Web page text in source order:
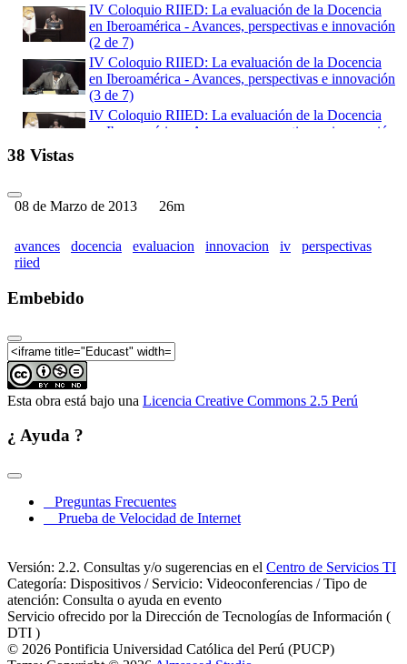
IV Coloquio RIIED: La evaluación de la Docencia
en Iberoamérica - Avances, perspectivas e innovación
(2 de 7)
IV Coloquio RIIED: La evaluación de la Docencia
en Iberoamérica - Avances, perspectivas e innovación
(3 de 7)
IV Coloquio RIIED: La evaluación de la Docencia
en Iberoamérica - Avances, perspectivas e innovación
(5 de 7)
(6 de 7)
38 Vistas
08 de Marzo de 2013 26m
avances docencia evaluacion innovacion iv
perspectivas
riied
Embebido
Esta obra está bajo una Licencia Creative Commons 2.5 Perú
¿ Ayuda ?
Preguntas Frecuentes
Prueba de Velocidad de Internet
Versión: 2.2. Consultas y/o sugerencias en el Centro de Servicios TI
Categoría: Dispositivos / Servicio: Videoconferencias / Tipo de
atención: Consulta o ayuda en evento
Servicio ofrecido por la Dirección de Tecnologías de Información (
DTI )
© 2026 Pontificia Universidad Católica del Perú (PUCP)